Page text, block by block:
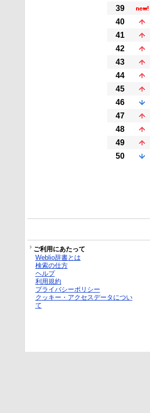
39
40
41
42
43
44
45
46
47
48
49
50
ご利用にあたって
Weblio辞書とは
検索の仕方
ヘルプ
利用規約
プライバシーポリシー
クッキー・アクセスデータについ
て